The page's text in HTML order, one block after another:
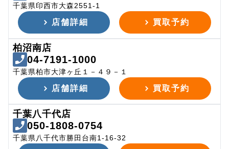
千葉県印西市大森2551-1
店舗詳細 買取予約
柏沼南店
04-7191-1000
千葉県柏市大津ヶ丘１－４９－１
店舗詳細 買取予約
千葉八千代店
050-1808-0754
千葉県八千代市勝田台南1-16-32